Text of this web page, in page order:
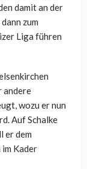
damit an der
zum
Liga führen
andere
wozu er nun
Auf Schalke
er dem
im Kader